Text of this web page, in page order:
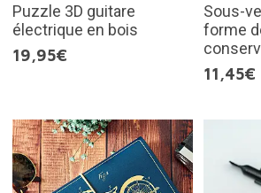
Puzzle 3D guitare
électrique en bois
19,95€
Sous-
forme
11,45€